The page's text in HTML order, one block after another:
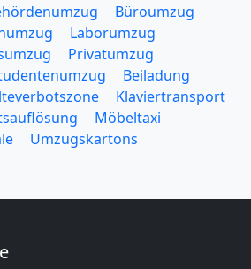
Büroumzug
Laborumzug
Privatumzug
Beiladung
Klaviertransport
Möbeltaxi
Umzugskartons